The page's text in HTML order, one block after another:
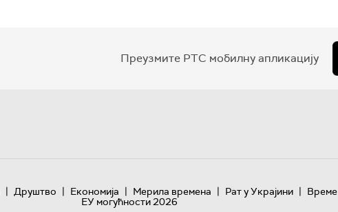
Преузмите РТС мобилну апликацију
| Друштво | Економија | Мерила времена | Рат у Украјини | Време
ЕУ могућности 2026